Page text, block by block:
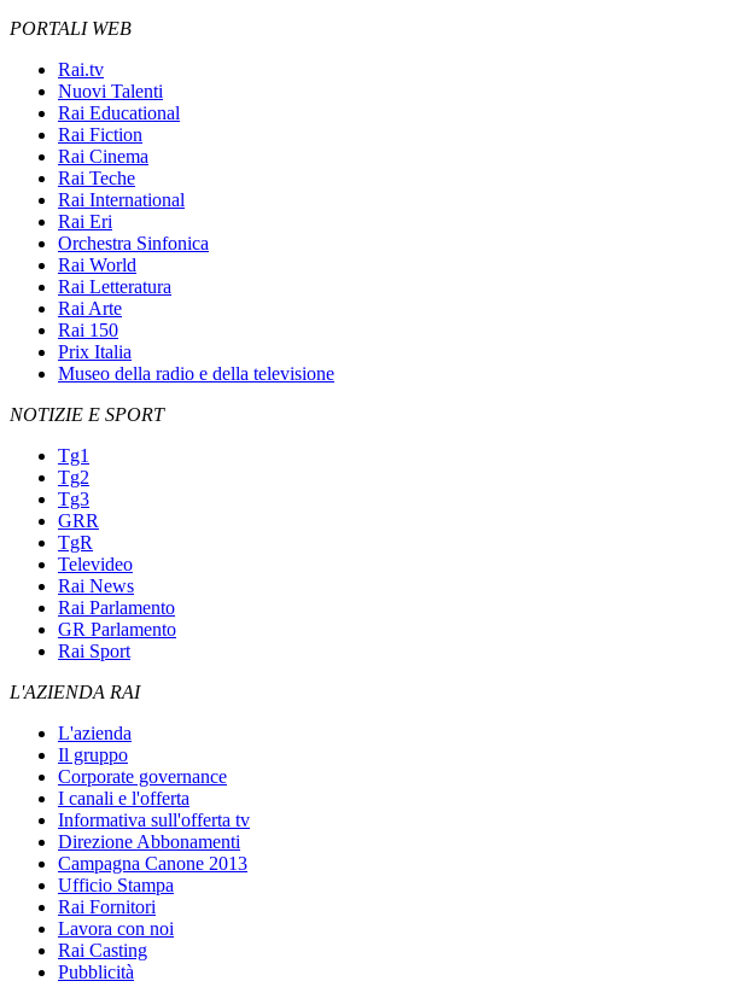
PORTALI WEB
Rai.tv
Nuovi Talenti
Rai Educational
Rai Fiction
Rai Cinema
Rai Teche
Rai International
Rai Eri
Orchestra Sinfonica
Rai World
Rai Letteratura
Rai Arte
Rai 150
Prix Italia
Museo della radio e della televisione
NOTIZIE E SPORT
Tg1
Tg2
Tg3
GRR
TgR
Televideo
Rai News
Rai Parlamento
GR Parlamento
Rai Sport
L'AZIENDA RAI
L'azienda
Il gruppo
Corporate governance
I canali e l'offerta
Informativa sull'offerta tv
Direzione Abbonamenti
Campagna Canone 2013
Ufficio Stampa
Rai Fornitori
Lavora con noi
Rai Casting
Pubblicità